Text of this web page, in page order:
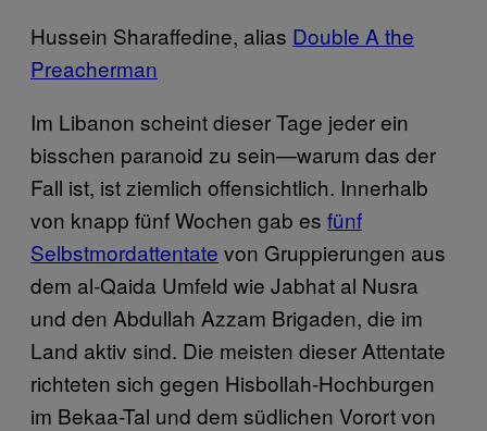
Hussein Sharaffedine, alias Double A the
Preacherman
Im Libanon scheint dieser Tage jeder ein
bisschen paranoid zu sein—warum das der
Fall ist, ist ziemlich offensichtlich. Innerhalb
von knapp fünf Wochen gab es fünf
Selbstmordattentate von Gruppierungen aus
dem al-Qaida Umfeld wie Jabhat al Nusra
und den Abdullah Azzam Brigaden, die im
Land aktiv sind. Die meisten dieser Attentate
richteten sich gegen Hisbollah-Hochburgen
im Bekaa-Tal und dem südlichen Vorort von